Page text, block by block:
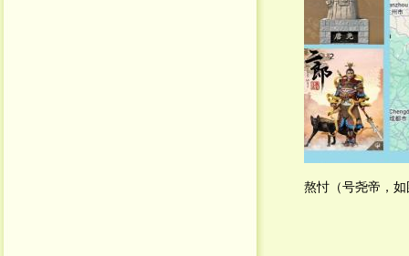
熬忖（号尧帝，